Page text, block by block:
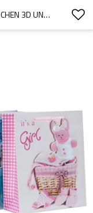
ES IST EIN JUNGE UND ES IST EIN MÄDCHEN 3D UND GLITZERNDEN PAPIER GESCHENKTÜTEN MIT 4 DESIGNS IN TONGLE PACKING SORTIERT